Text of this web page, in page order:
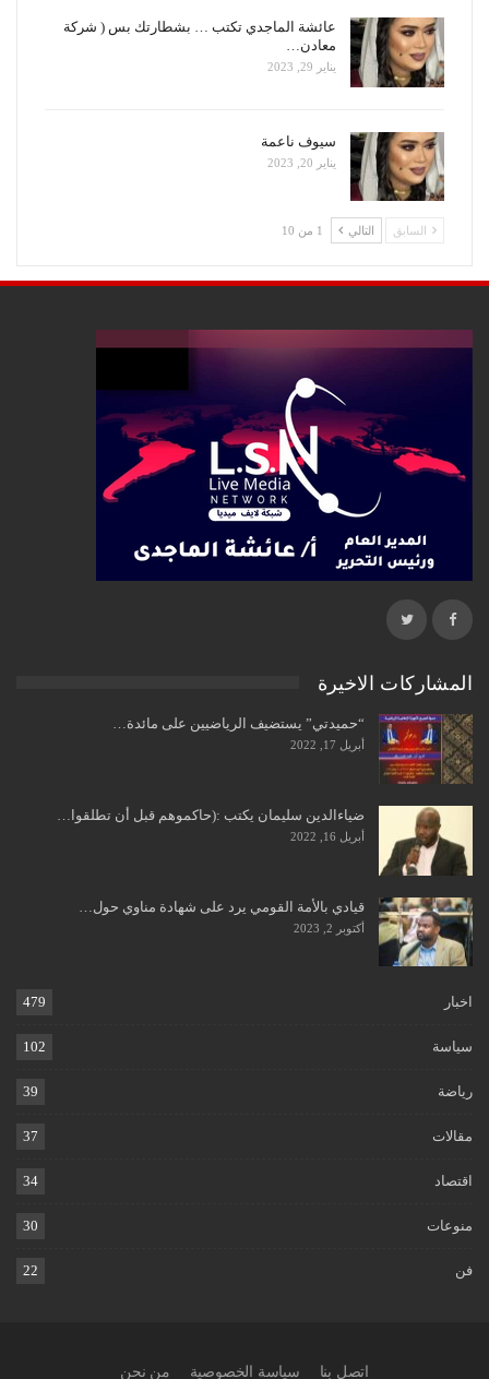
عائشة الماجدي تكتب … بشطارتك بس ( شركة
معادن…
يناير 29, 2023
سيوف ناعمة
يناير 20, 2023
السابق التالي 1 من 10
المشاركات الاخيرة
“حميدتي” يستضيف الرياضيين على مائدة…
أبريل 17, 2022
ضياءالدين سليمان يكتب :(حاكموهم قبل أن تطلقوا…
أبريل 16, 2022
قيادي بالأمة القومي يرد على شهادة مناوي حول…
أكتوبر 2, 2023
اخبار 479
سياسة 102
رياضة 39
مقالات 37
اقتصاد 34
منوعات 30
فن 22
اتصل بنا سياسة الخصوصية من نحن